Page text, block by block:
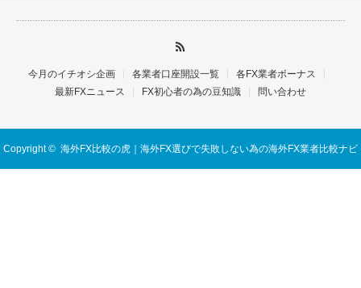
今月のイチオシ企画 各業者口座開設一覧
各FX業者ボーナス
最新FXニュース
FX初心者の為の豆知識 問い合わせ
Copyright © 海外FX比較の虎｜海外FX選びで失敗しない為の海外FX業者比較ナビ